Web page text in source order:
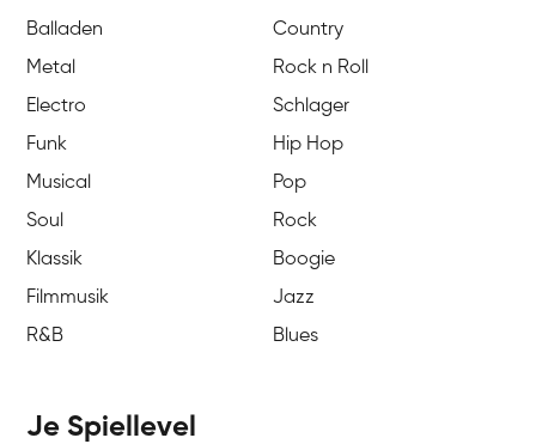
Balladen
Country
Metal
Rock n Roll
Electro
Schlager
Funk
Hip Hop
Musical
Pop
Soul
Rock
Klassik
Boogie
Filmmusik
Jazz
R&B
Blues
Je Spiellevel